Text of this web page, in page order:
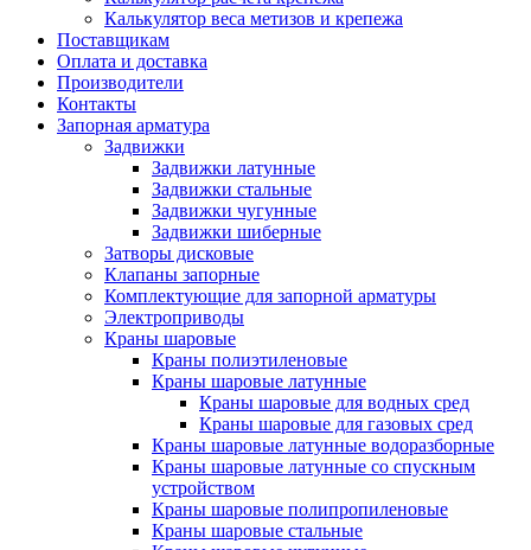
Калькулятор веса метизов и крепежа
Поставщикам
Оплата и доставка
Производители
Контакты
Запорная арматура
Задвижки
Задвижки латунные
Задвижки стальные
Задвижки чугунные
Задвижки шиберные
Затворы дисковые
Клапаны запорные
Комплектующие для запорной арматуры
Электроприводы
Краны шаровые
Краны полиэтиленовые
Краны шаровые латунные
Краны шаровые для водных сред
Краны шаровые для газовых сред
Краны шаровые латунные водоразборные
Краны шаровые латунные со спускным
устройством
Краны шаровые полипропиленовые
Краны шаровые стальные